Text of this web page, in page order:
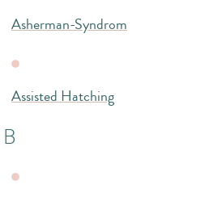
Asherman-Syndrom
Assisted Hatching
B